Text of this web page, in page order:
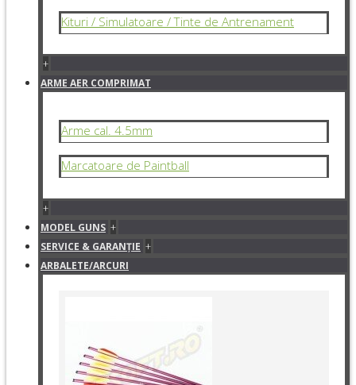
Kituri / Simulatoare / Tinte de Antrenament
+
ARME AER COMPRIMAT
Arme cal. 4.5mm
Marcatoare de Paintball
+
MODEL GUNS +
SERVICE & GARANŢIE +
ARBALETE/ARCURI